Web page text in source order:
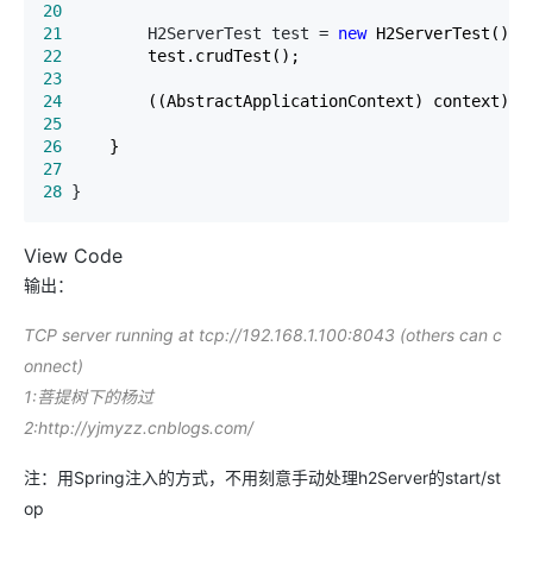
20
21
         H2ServerTest test =
new
22
23
24
25
26
27
28 }
View Code
输出：
TCP server running at tcp://192.168.1.100:8043 (others can c
onnect)
1:菩提树下的杨过
2:http://yjmyzz.cnblogs.com/
注：用Spring注入的方式，不用刻意手动处理h2Server的start/st
op